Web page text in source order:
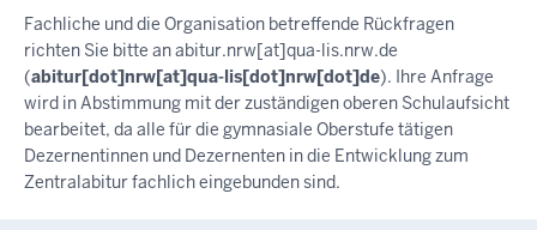
Fachliche und die Organisation betreffende Rückfragen
richten Sie bitte anabitur.nrw[at]qua-lis.nrw.de
(abitur[dot]nrw[at]qua-lis[dot]nrw[dot]de). Ihre Anfrage
wird in Abstimmung mit der zuständigen oberen Schulaufsicht
bearbeitet, da alle für die gymnasiale Oberstufe tätigen
Dezernentinnen und Dezernenten in die Entwicklung zum
Zentralabitur fachlich eingebunden sind.